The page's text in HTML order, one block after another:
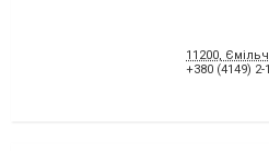
11200,
+380 (4149) 2-